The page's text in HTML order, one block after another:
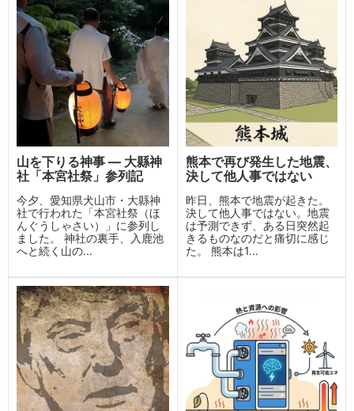
山を下りる神事 ― 大縣神
社「本宮社祭」参列記
今夕、愛知県犬山市・大縣神
社で行われた「本宮社祭（ほ
んぐうしゃさい）」に参列し
ました。 神社の裏手、入鹿池
へと続く山の...
熊本で再び発生した地震、
決して他人事ではない
昨日、熊本で地震が起きた。
決して他人事ではない。地震
は予測できず、ある日突然起
きるものなのだと痛切に感じ
た。 熊本は1...